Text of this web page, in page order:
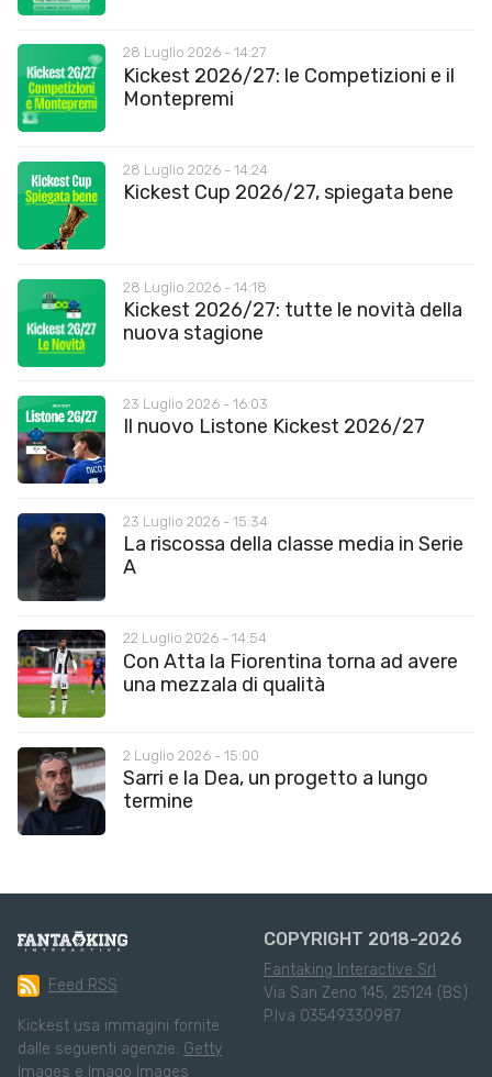
28 Luglio 2026 - 14:27
Kickest 2026/27: le Competizioni e il
Montepremi
28 Luglio 2026 - 14:24
Kickest Cup 2026/27, spiegata bene
28 Luglio 2026 - 14:18
Kickest 2026/27: tutte le novità della
nuova stagione
23 Luglio 2026 - 16:03
Il nuovo Listone Kickest 2026/27
23 Luglio 2026 - 15:34
La riscossa della classe media in Serie
A
22 Luglio 2026 - 14:54
Con Atta la Fiorentina torna ad avere
una mezzala di qualità
2 Luglio 2026 - 15:00
Sarri e la Dea, un progetto a lungo
termine
Feed RSS
Kickest usa immagini fornite
dalle seguenti agenzie: Getty
Images e Imago Images
COPYRIGHT 2018-2026
Fantaking Interactive Srl
Via San Zeno 145, 25124 (BS)
P.Iva 03549330987